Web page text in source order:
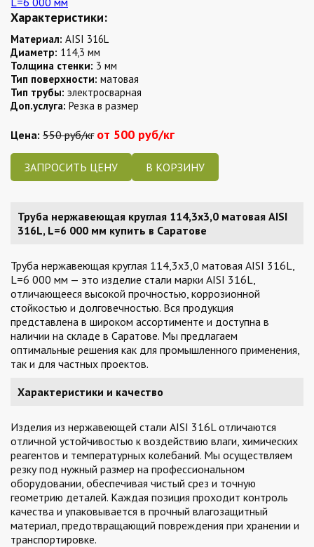
Характеристики:
Материал: AISI 316L
Диаметр: 114,3 мм
Толщина стенки: 3 мм
Тип поверхности: матовая
Тип трубы: электросварная
Доп.услуга: Резка в размер
Цена: 550 руб/кг от 500 руб/кг
ЗАПРОСИТЬ ЦЕНУ
Труба нержавеющая круглая 114,3х3,0 матовая AISI
316L, L=6 000 мм купить в Саратове
Труба нержавеющая круглая 114,3х3,0 матовая AISI 316L,
L=6 000 мм — это изделие стали марки AISI 316L,
отличающееся высокой прочностью, коррозионной
стойкостью и долговечностью. Вся продукция
представлена в широком ассортименте и доступна в
наличии на складе в Саратове. Мы предлагаем
оптимальные решения как для промышленного применения,
так и для частных проектов.
Характеристики и качество
Изделия из нержавеющей стали AISI 316L отличаются
отличной устойчивостью к воздействию влаги, химических
реагентов и температурных колебаний. Мы осуществляем
резку под нужный размер на профессиональном
оборудовании, обеспечивая чистый срез и точную
геометрию деталей. Каждая позиция проходит контроль
качества и упаковывается в прочный влагозащитный
материал, предотвращающий повреждения при хранении и
транспортировке.